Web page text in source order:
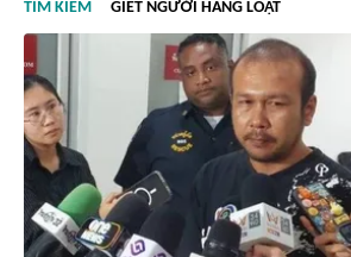
#Khám phá thế giới
TÌM KIẾM GIẾT NGƯỜI HÀNG LOẠT